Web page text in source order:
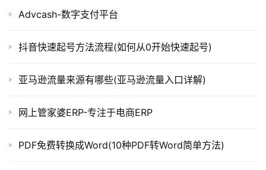
Advcash-数字支付平台
抖音快速起号方法流程(如何从0开始快速起号)
亚马逊流量来源有哪些(亚马逊流量入口详解)
网上管家婆ERP-专注于电商ERP
PDF免费转换成Word(10种PDF转Word简单方法)